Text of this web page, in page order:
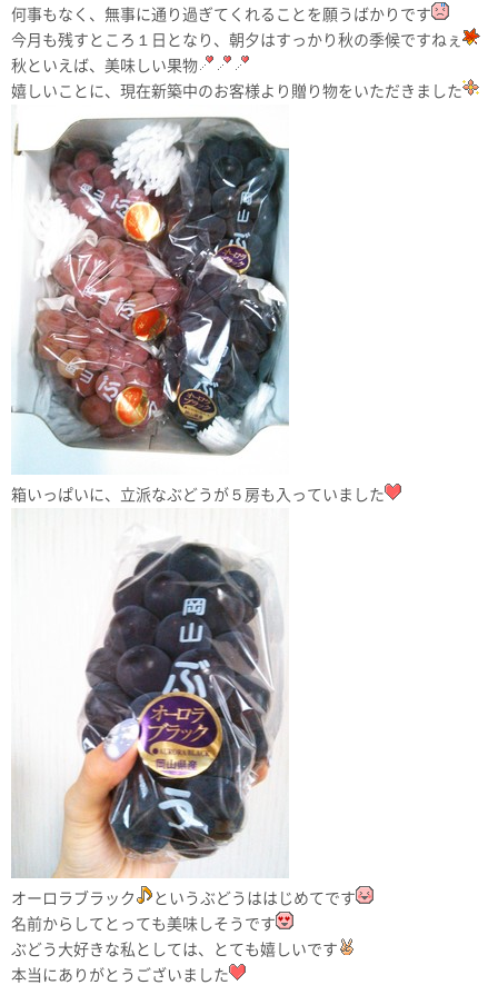
何事もなく、無事に通り過ぎてくれることを願うばかりです
今月も残すところ１日となり、朝夕はすっかり秋の季候ですねぇ
秋といえば、美味しい果物
嬉しいことに、現在新築中のお客様より贈り物をいただきました
箱いっぱいに、立派なぶどうが５房も入っていました
オーロラブラック
というぶどうははじめてです
名前からしてとっても美味しそうです
ぶどう大好きな私としては、とても嬉しいです
本当にありがとうございました